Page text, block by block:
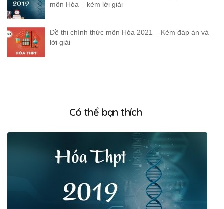
môn Hóa – kèm lời giải
Đề thi chính thức môn Hóa 2021 – Kèm đáp án và
lời giải
Có thể bạn thích